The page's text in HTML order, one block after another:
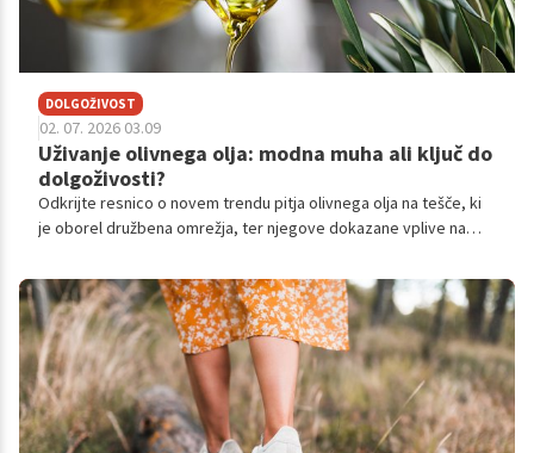
DOLGOŽIVOST
02. 07. 2026 03.09
Uživanje olivnega olja: modna muha ali ključ do
dolgoživosti?
Odkrijte resnico o novem trendu pitja olivnega olja na tešče, ki
je oborel družbena omrežja, ter njegove dokazane vplive na